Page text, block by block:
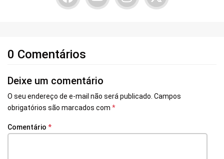
0 Comentários
Deixe um comentário
O seu endereço de e-mail não será publicado. Campos
obrigatórios são marcados com *
Comentário *